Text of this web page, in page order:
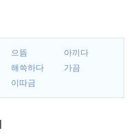
으뜸
아끼다
해쓱하다
가끔
이따금